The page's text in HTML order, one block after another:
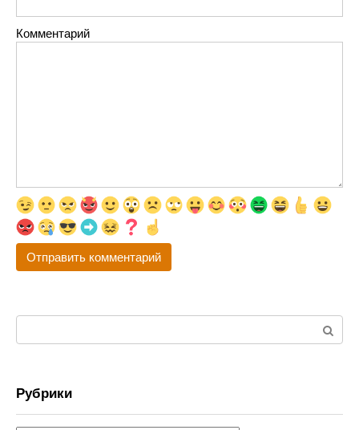
Комментарий
Рубрики